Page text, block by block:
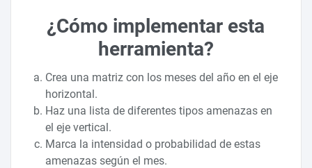
¿Cómo implementar esta
herramienta?
Crea una matriz con los meses del año en el eje
horizontal.
Haz una lista de diferentes tipos amenazas en
el eje vertical.
Marca la intensidad o probabilidad de estas
amenazas según el mes.